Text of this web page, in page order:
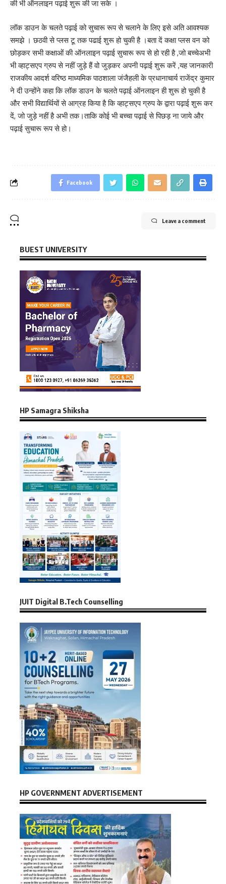
की भी ऑनलाइन पढ़ाई शुरू की जा सके ।
लॉक डाउन के चलते पढ़ाई को सुचारू रूप से चलाने के लिए इसे अति आवश्यक
समझे । छठवी से प्लस टू तक पढाई शुरू हो चुकी है ।बता दें कक्षा प्लस वन को
छोड़कर सभी कक्षाओं की ऑनलाइन पढ़ाई सुचारू रूप से हो रही है ,जो बच्चेअभी
भी व्हाट्सएप ग्रुप से नहीं जुड़े हैं वो जुड़कर अपनी पढ़ाई शुरू करें ,यह जानकारी
राजकीय आदर्श वरिष्ठ माध्यमिक पाठशाला जंजैहली के प्रधानाचार्य राजेंद्र कुमार
ने दी उन्होंने कहा कि लॉक डाउन के चलते पढ़ाई ऑनलाइन ही शुरू हो चुकी है
और सभी विद्यार्थियों से आग्रह किया है कि व्हाट्सएप ग्रुप के द्वारा पढ़ाई शुरू कर
दें, जो जुड़े नहीं है अभी तक।ताकि कोई भी बच्चा पढ़ाई से पिछड़ ना जाये और
पढ़ाई सुचारू रूप से हो।
Facebook
Leave a comment
BUEST UNIVERSITY
HP Samagra Shiksha
JUIT Digital B.Tech Counselling
HP GOVERNMENT ADVERTISEMENT